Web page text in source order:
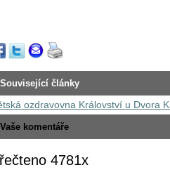
Související články
ozdravovna Království u Dvora
Vaše komentáře
4781x